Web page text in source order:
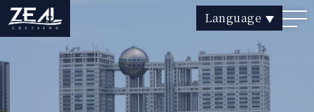
Language
品川
【貸切飲食】大型船レディクリスタ